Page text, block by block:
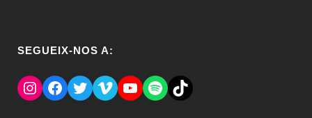
SEGUEIX-NOS A:
Instagram
Facebook
TwitterVimeoYouTube
SpotifyEl Tik Tok del Regina.